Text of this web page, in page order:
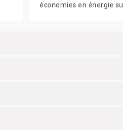
économies en énergie